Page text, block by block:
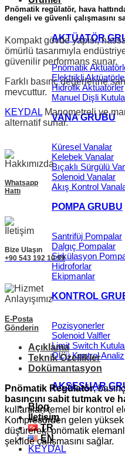
AKTÜATÖR
Pnömatik
Elektrikli
Hidrolik Aktüatörler
Manuel Dişli
VANA GRUBU
Küresel Vanalar
Kelebek Vanalar
Bıçaklı Sürgülü
Solenoid Vanalar
Akış Kontrol
POMPA GRUBU
Santrifüj Pompalar
Dalgıç Pompalar
Sirkülasyon
Hidroforlar
Ekipmanlar
KONTROL
Pozisyonerler
Solenoid Valfler
Limit Switch
Ölçü Kontrol Analiz
AKSESUAR
Blog
İletişim
TR
EN
KEYDAL
Pnömatik regülatör, hava
dengeli ve güvenli çalışmasını
Kompakt gövde yapısı,
ömürlü tasarımıyla
güvenilir performans sunar.
Farklı basınç değerlerine
mevcuttur.
KEYDAL Manometreli ve
alternatif sunar.
Whatsapp
Hattı
Bize Ulaşın
+90 543 192 10 99
E-Posta
Gönderin
Açıklama
Teknik Özellikler
Dokümantasyon
Pnömatik Regülatör,
basıncını sabit tutmak ve
kullanılan temel bir kontrol
Kompresörden gelen
düşürerek, pnömatik
şekilde çalışmasını sağlar.